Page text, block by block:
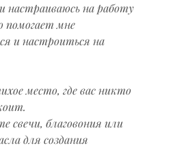
настраиваюсь на работу
мне
и настроиться на
место, где вас никто
свечи, благовония или
для создания